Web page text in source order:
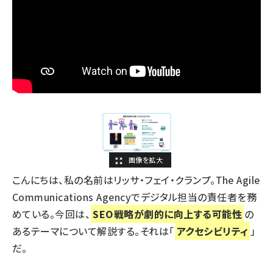
こんにちは、私の名前はリッサ・フェイ・クランプ。The Agile
Communications Agencyでデジタル担当の責任者を務
めている。今回は、 SEO戦略が劇的に向上する可能性 の
あるテーマについて解説する。それは「 アクセシビリティ 」
だ。